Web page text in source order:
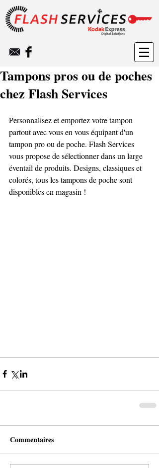
Tampons pros ou de poches
chez Flash Services
Personnalisez et emportez votre tampon
partout avec vous en vous équipant d'un
tampon pro ou de poche. Flash Services
vous propose de sélectionner dans un large
éventail de produits. Designs, classiques et
colorés, tous les tampons de poche sont
disponibles en magasin !
Commentaires